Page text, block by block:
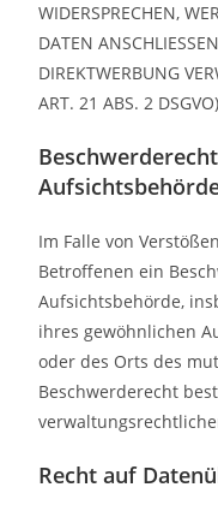
WIDERSPRECHEN,
DATEN
DIREKTWERBUNG
ART. 21 ABS. 2
Im Falle von
Betroffenen ein
Aufsichtsbehörde,
ihres gewöhnlichen
oder des Orts des
Beschwerderecht
Recht auf